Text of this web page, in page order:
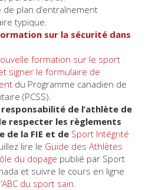
de plan d’entraînement
typique.
sur la sécurité dans
formation sur le sport
signer le formulaire de
du Programme canadien de
(PCSS).
responsabilité de l’athlète de
respecter les règlements
de la FIE et de Sport Intégrité
lire le Guide des Athlètes
du dopage publié par Sport
et suivre le cours en ligne
du sport sain.